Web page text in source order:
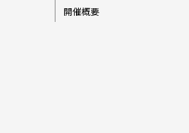
開催概要